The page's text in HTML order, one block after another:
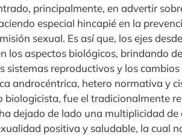
principalmente, en advertir
especial hincapié en la
sexual. Es así que, los ejes
los aspectos biológicos, brindando
sistemas reproductivos y los
androcéntrica, hetero normativa y
biologicista, fue el tradicionalmente
dejado de lado una multiplicidad
positiva y saludable, la cual